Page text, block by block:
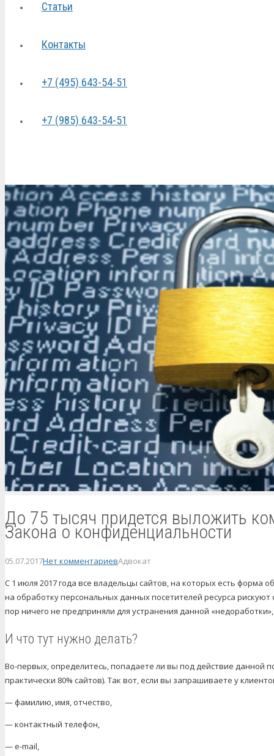
Статьи
Контакты
+7 (495) 643-54-51
+7 (985) 643-54-51
До 75 тысяч придется выложить
Закона о конфиденциальности
05.07.2017Нет комментариевАдвокат
С 1 июля 2017 года все владельцы сайтов, на которых есть форма
на обработку персональных данных посетителей ресурса
пор ничего не предприняли для устранения данной
И что тут нужно делать?
Во-первых, определитесь, попадаете ли вы под действие данной
практически 80% сайтов). Так вот, если вы запрашиваете у
— фамилию, имя, отчество,
— контактный телефон,
— e-mail,